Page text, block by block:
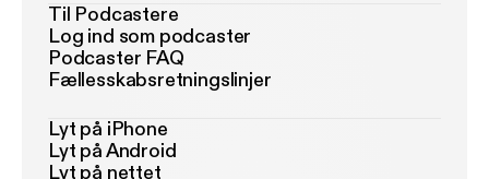
Til Podcastere
Log ind som podcaster
Podcaster FAQ
Fællesskabsretningslinjer
Lyt på iPhone
Lyt på Android
Lyt på nettet